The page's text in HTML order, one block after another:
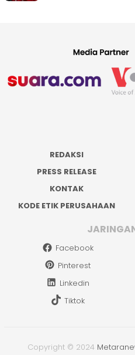
REDAKSI
PRESS RELEASE
KONTAK
KODE ETIK PERUSAHAAN
Facebook
Pinterest
Linkedin
Tiktok
Copyright © 2024